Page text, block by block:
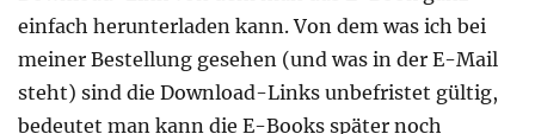
einfach herunterladen kann. Von dem was ich bei
meiner Bestellung gesehen (und was in der E-Mail
steht) sind die Download-Links unbefristet gültig,
bedeutet man kann die E-Books später noch